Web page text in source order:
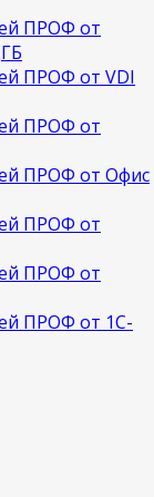
ПРОФ от
ПРОФ от VDI
ПРОФ от
ПРОФ от Офис
ПРОФ от
ПРОФ от
ПРОФ от 1С-